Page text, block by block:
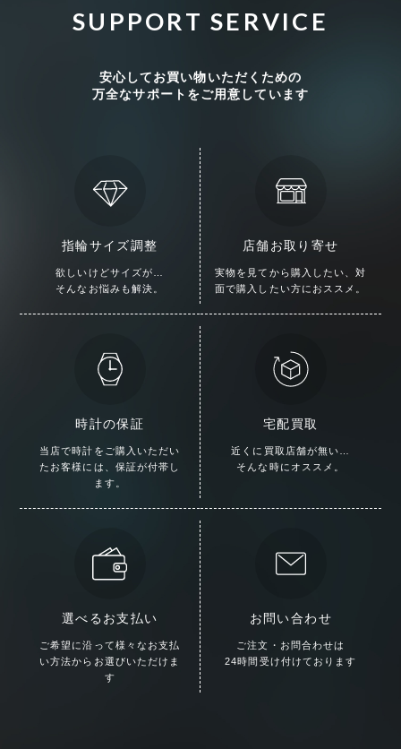
SUPPORT SERVICE
安心してお買い物いただくための
万全なサポートをご用意しています
指輪サイズ調整
欲しいけどサイズが…
そんなお悩みも解決。
店舗お取り寄せ
実物を見てから購入したい、対
面で購入したい方におススメ。
時計の保証
当店で時計をご購入いただい
た お客様には、保証が付帯し
ます。
宅配買取
近くに買取店舗が無い…
そんな時にオススメ。
選べるお支払い
ご希望に沿って様々な お支払
い方法からお選びいただけま
す
お問い合わせ
ご注文・お問合わせは
24時間受け付けております